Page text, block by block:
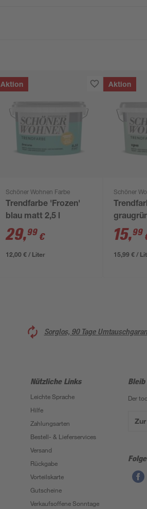
Aktion
Schöner Wohnen Farbe
Trendfarbe 'Frozen'
blau matt 2,5 l
29,99 €
12,00 € / Liter
Aktion
Schöner
15,99
15,99 € /
Sorglos, 90 Tage
Nützliche Links
Leichte Sprache
Hilfe
Zahlungsarten
Bestell- & Lieferservices
Versand
Rückgabe
Vorteilskarte
Gutscheine
Verkaufsoffene Sonntage
Der